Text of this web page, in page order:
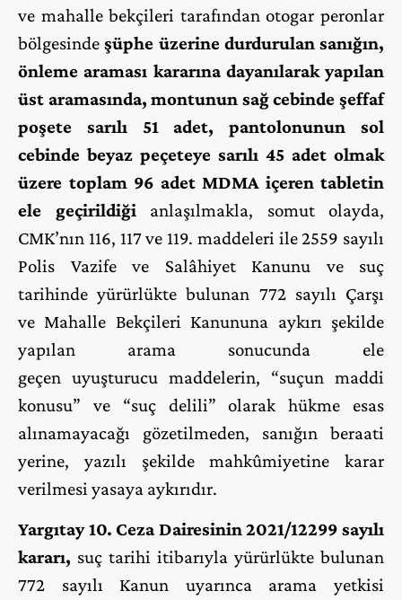
ve mahalle bekçileri tarafından otogar peronlar
bölgesindeşüphe üzerine durdurulan sanığın,
önleme araması kararına dayanılarak yapılan
üst aramasında, montunun sağ cebinde şeffaf
poşete sarılı 51 adet, pantolonunun sol
cebinde beyaz peçeteye sarılı 45 adet olmak
üzere toplam 96 adet MDMA içeren tabletin
ele geçirildiği anlaşılmakla, somut olayda,
CMK’nın 116, 117 ve 119. maddeleri ile 2559 sayılı
Polis Vazife ve Salâhiyet Kanunu ve suç
tarihinde yürürlükte bulunan 772 sayılı Çarşı
ve Mahalle Bekçileri Kanununa aykırı şekilde
yapılan arama sonucunda ele
geçen uyuşturucu maddelerin, “suçun maddi
konusu” ve “suç delili” olarak hükme esas
alınamayacağı gözetilmeden, sanığın beraati
yerine, yazılı şekilde mahkûmiyetine karar
verilmesi yasaya aykırıdır.
Yargıtay 10. Ceza Dairesinin 2021/12299 sayılı
kararı, suç tarihi itibarıyla yürürlükte bulunan
772 sayılı Kanun uyarınca arama yetkisi